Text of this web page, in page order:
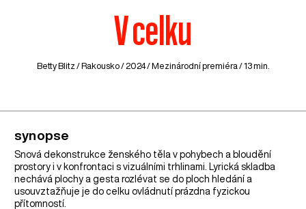
V celku
Betty Blitz / Rakousko/ 2024 / Mezinárodní premiéra / 13 min.
synopse
Snová dekonstrukce ženského těla v pohybech a bloudění
prostory i v konfrontaci s vizuálními trhlinami. Lyrická skladba
nechává plochy a gesta rozlévat se do ploch hledání a
usouvztažňuje je do celku ovládnutí prázdna fyzickou
přítomností.